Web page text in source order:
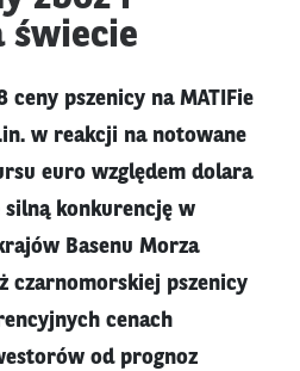
świecie
ceny pszenicy na MATIFie
w reakcji na notowane
euro względem dolara
konkurencję w
Basenu Morza
czarnomorskiej pszenicy
cenach
od prognoz